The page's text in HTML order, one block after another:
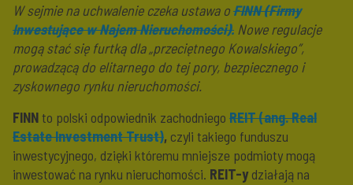
W sejmie na uchwalenie czeka ustawa oFINN(Firmy
Inwestujące w Najem Nieruchomości). Nowe regulacje
mogą stać się furtką dla „przeciętnego Kowalskiego”,
prowadzącą do elitarnego do tej pory, bezpiecznego i
zyskownego rynku nieruchomości.
FINNto polski odpowiednik zachodniego REIT (ang. Real
Estate Investment Trust), czyli takiego funduszu
inwestycyjnego, dzięki któremu mniejsze podmioty mogą
inwestować na rynku nieruchomości. REIT-y działają na